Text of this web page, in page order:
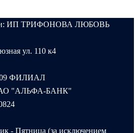
ИП ТРИФОНОВА ЛЮБОВЬ
ул. 110 к4
ФИЛИАЛ
"АЛЬФА-БАНК"
- Пятница (за исключением